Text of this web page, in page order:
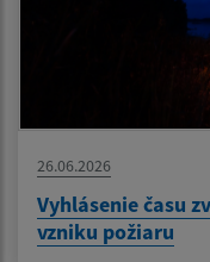
26.06.2026
Vyhlásenie času
vzniku požiaru